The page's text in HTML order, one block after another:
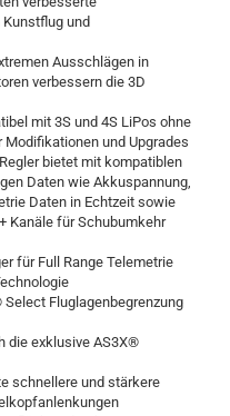
und
Ausschlägen in
verbessern die 3D
mit 3S und 4S LiPos ohne
und Upgrades
bietet mit kompatiblen
Daten wie Akkuspannung,
Daten in Echtzeit sowie
Kanäle für Schubumkehr
für Full Range Telemetrie
Fluglagenbegrenzung
die exklusive AS3X®
schnellere und stärkere